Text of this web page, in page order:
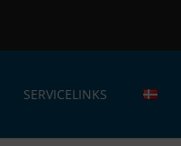
SERVICELINKS